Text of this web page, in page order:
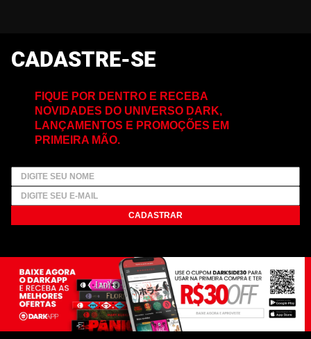
CADASTRE-SE
FIQUE POR DENTRO E RECEBA
NOVIDADES DO UNIVERSO DARK,
LANÇAMENTOS E PROMOÇÕES EM
PRIMEIRA MÃO.
CADASTRAR